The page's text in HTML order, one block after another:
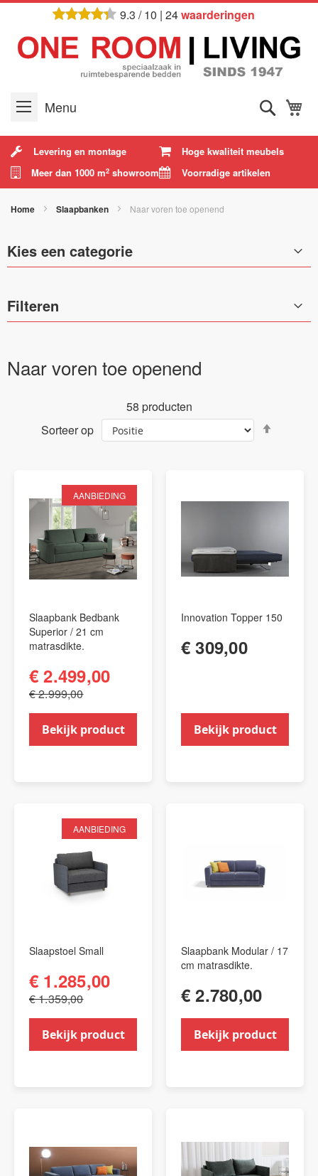
Ga
naar
de
inhoud
9.3 / 10 | 24waarderingen
Menu Zoek
Levering en montage
Hoge kwaliteit meubels
Meer dan 1000 m2 showroom Voorradige artikelen
Home Slaapbanken Naar voren toe openend
Naar voren toe openend
58 producten
Sorteer op
AANBIEDING
Slaapbank Bedbank
Superior / 21 cm
matrasdikte.
€ 2.499,00
€ 2.999,00
Bekijk product
Innovation Topper 150
€ 309,00
Bekijk product
AANBIEDING
Slaapstoel Small
€ 1.285,00
€ 1.359,00
Bekijk product
Slaapbank Modular / 17
cm matrasdikte.
€ 2.780,00
Bekijk product
Kies een categorie
Filteren